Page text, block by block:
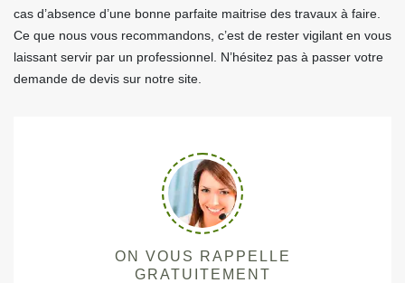
cas d’absence d’une bonne parfaite maitrise des travaux à faire.
Ce que nous vous recommandons, c’est de rester vigilant en vous
laissant servir par un professionnel. N’hésitez pas à passer votre
demande de devis sur notre site.
ON VOUS RAPPELLE
GRATUITEMENT